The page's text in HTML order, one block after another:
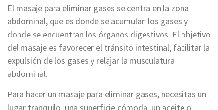
El masaje para eliminar gases se centra en la zona
abdominal, que es donde se acumulan los gases y
donde se encuentran los órganos digestivos. El objetivo
del masaje es favorecer el tránsito intestinal, facilitar la
expulsión de los gases y relajar la musculatura
abdominal.
Para hacer un masaje para eliminar gases, necesitas un
lugar tranquilo, una superficie cómoda, un aceite o